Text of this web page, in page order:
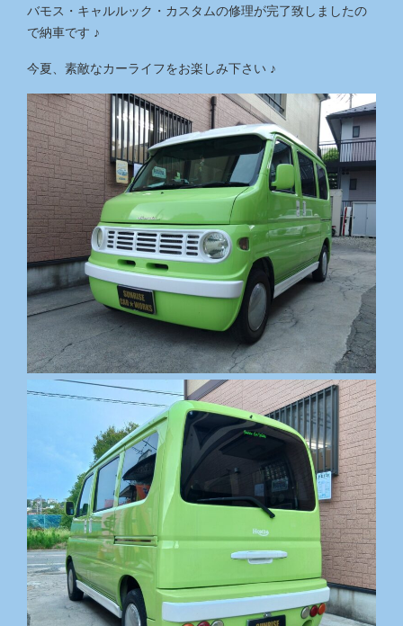
バモス・キャルルック・カスタムの修理が完了致しましたの
で納車です ♪
今夏、素敵なカーライフをお楽しみ下さい ♪